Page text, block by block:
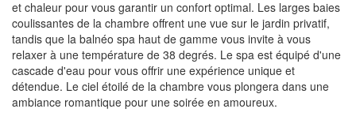
et chaleur pour vous garantir un confort optimal. Les larges baies
coulissantes de la chambre offrent une vue sur le jardin privatif,
tandis que la balnéo spa haut de gamme vous invite à vous
relaxer à une température de 38 degrés. Le spa est équipé d'une
cascade d'eau pour vous offrir une expérience unique et
détendue. Le ciel étoilé de la chambre vous plongera dans une
ambiance romantique pour une soirée en amoureux.